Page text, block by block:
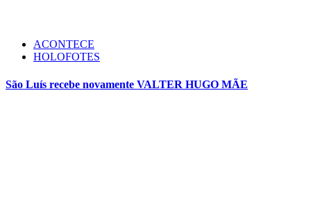
ACONTECE
HOLOFOTES
São Luís recebe novamente VALTER HUGO MÃE